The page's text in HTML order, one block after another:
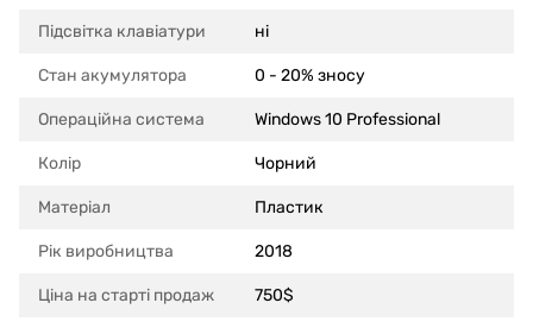
Підсвітка клавіатури ні
Стан акумулятора 0 - 20% зносу
Операційна система Windows 10 Professional
Колір Чорний
Матеріал Пластик
Рік виробництва 2018
Ціна на старті продаж 750$